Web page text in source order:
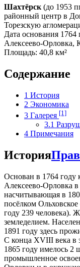
Шахтёрск (до 1953
районный центр в
Торезскую
Дата основания 1764
Алексеево-Орловка,
Площадь: 40,8 км²
Содержание
1 История
2 Экономика
3 Галерея [1]
3.1
4 Примечания
История
Основан в 1764 году
Алексеево-Орловка
насчитывающая в
посёлком
году 239 человека).
земледелием.
1891 году здесь
С конца XVIII века в
1865 году имелось 2
промышленное